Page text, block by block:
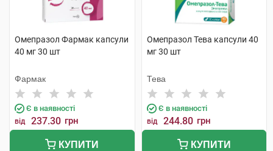
Омепразол Фармак капсули
40 мг 30 шт
Фармак
Є в наявності
від 237.30 грн
КУПИТИ
Омепразол Тева капсули 40
мг 30 шт
Тева
Є в наявності
від 244.80 грн
КУПИТИ